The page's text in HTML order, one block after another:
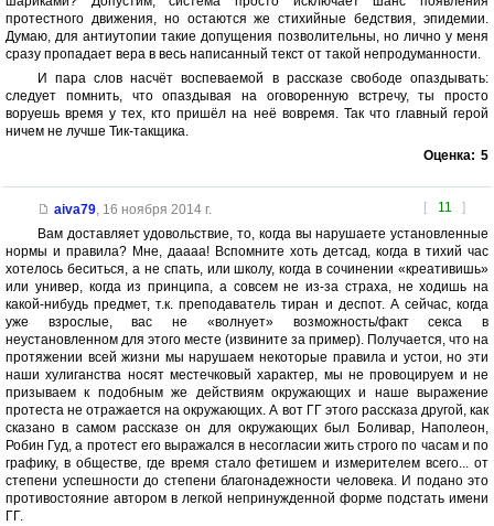
протестного движения, но остаются же стихийные бедствия, эпидемии.
Думаю, для антиутопии такие допущения позволительны, но лично у меня
сразу пропадает вера в весь написанный текст от такой непродуманности.
И пара слов насчёт воспеваемой в рассказе свободе опаздывать:
следует помнить, что опаздывая на оговоренную встречу, ты просто
воруешь время у тех, кто пришёл на неё вовремя. Так что главный герой
ничем не лучше Тик-такщика.
Оценка: 5
[ 11 ]
aiva79, 16 ноября 2014 г.
Вам доставляет удовольствие, то, когда вы нарушаете установленные
нормы и правила? Мне, даааа! Вспомните хоть детсад, когда в тихий час
хотелось беситься, а не спать, или школу, когда в сочинении «креативишь»
или универ, когда из принципа, а совсем не из-за страха, не ходишь на
какой-нибудь предмет, т.к. преподаватель тиран и деспот. А сейчас, когда
уже взрослые, вас не «волнует» возможность/факт секса в
неустановленном для этого месте (извините за пример). Получается, что на
протяжении всей жизни мы нарушаем некоторые правила и устои, но эти
наши хулиганства носят местечковый характер, мы не провоцируем и не
призываем к подобным же действиям окружающих и наше выражение
протеста не отражается на окружающих. А вот ГГ этого рассказа другой, как
сказано в самом рассказе он для окружающих был Боливар, Наполеон,
Робин Гуд, а протест его выражался в несогласии жить строго по часам и по
графику, в обществе, где время стало фетишем и измерителем всего... от
степени успешности до степени благонадежности человека. И подано это
противостояние автором в легкой непринужденной форме подстать имени
ГГ.